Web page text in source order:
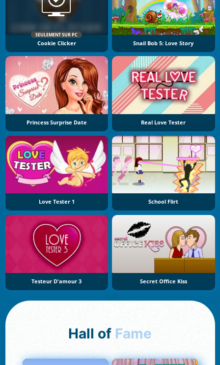
SEULEMENT SUR PC
Cookie Clicker Snail Bob 5: Love Story
Princess Surprise Date Real Love Tester
Love Tester 1 School Flirt
Testeur D'amour 3 Secret Office Kiss
Hall of Fame